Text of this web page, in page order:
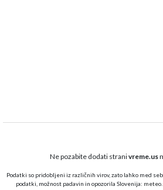
Ne pozabite dodati stranivreme.us
Podatki so pridobljeni iz različnih virov, zato lahko med
podatki, možnost padavin in opozorila Slovenija: